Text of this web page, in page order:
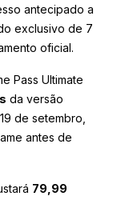
antecipado a
exclusivo de 7
oficial.
Pass Ultimate
da versão
de setembro,
antes de
79,99